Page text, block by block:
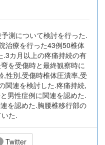
測について検討を行った.
治療を行った43例50椎体
カ月以上の疼痛持続の有
を受傷時と最終観察時に
性別,受傷時椎体圧潰率,受
関連を検討した.疼痛持続,
男性症例に関連を認めた.
を認めた.胸腰椎移行部の
た.
Twitter